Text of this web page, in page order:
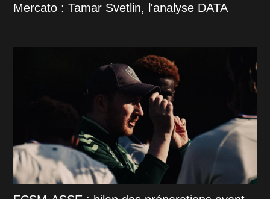
Mercato : Tamar Svetlin, l'analyse DATA